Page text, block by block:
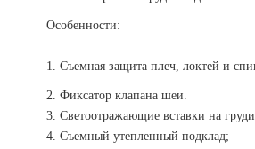
Особенности:
1. Съемная защита плеч, локтей и
2. Фиксатор клапана шеи.
3. Светоотражающие вставки на
4. Съемный утепленный подклад;